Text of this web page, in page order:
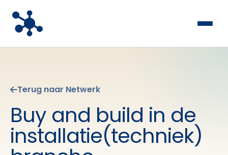
Terug naar Netwerk
Buy and build in de
installatie(techniek)